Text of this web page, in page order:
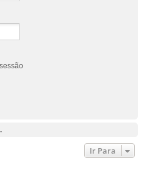
Ir Para